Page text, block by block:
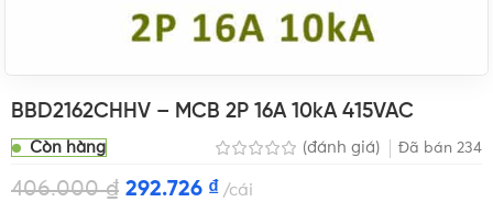
BBD2162CHHV – MCB 2P 16A 10kA 415VAC
Còn hàng (đánh giá) Đã bán 234
406.000₫ 292.726 ₫ cái